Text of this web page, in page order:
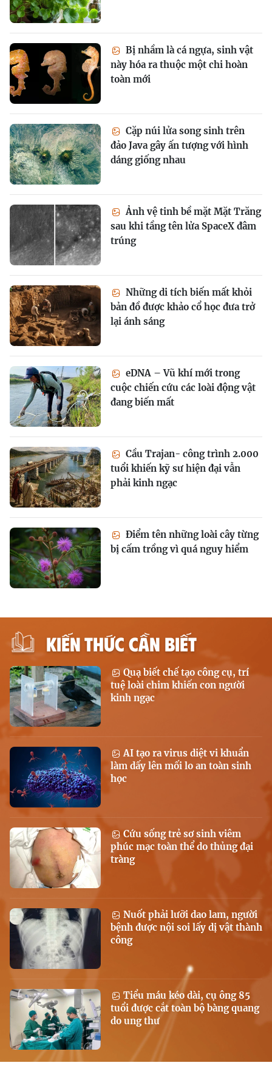
Bị nhầm là cá ngựa, sinh vật
này hóa ra thuộc một chi hoàn
toàn mới
Cặp núi lửa song sinh trên
đảo Java gây ấn tượng với hình
dáng giống nhau
Ảnh vệ tinh bề mặt Mặt Trăng
sau khi tầng tên lửa SpaceX đâm
trúng
Những di tích biến mất khỏi
bản đồ được khảo cổ học đưa trở
lại ánh sáng
eDNA – Vũ khí mới trong
cuộc chiến cứu các loài động vật
đang biến mất
Cầu Trajan- công trình 2.000
tuổi khiến kỹ sư hiện đại vẫn
phải kinh ngạc
Điểm tên những loài cây từng
bị cấm trồng vì quá nguy hiểm
KIẾN THỨC CẦN BIẾT
Quạ biết chế tạo công cụ, trí
tuệ loài chim khiến con người
kinh ngạc
AI tạo ra virus diệt vi khuẩn
làm dấy lên mối lo an toàn sinh
học
Cứu sống trẻ sơ sinh viêm
phúc mạc toàn thể do thủng đại
tràng
Nuốt phải lưỡi dao lam, người
bệnh được nội soi lấy dị vật thành
công
Tiểu máu kéo dài, cụ ông 85
tuổi được cắt toàn bộ bàng quang
do ung thư